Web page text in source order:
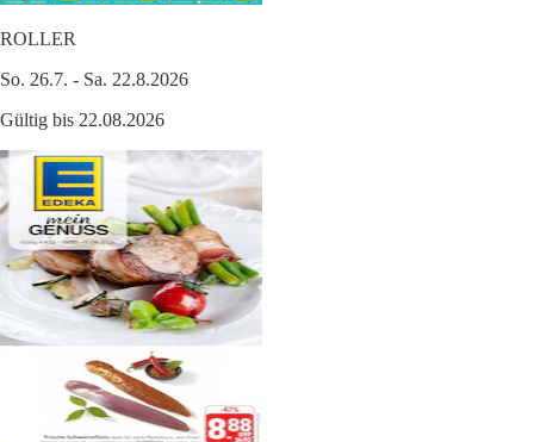
ROLLER
So. 26.7. - Sa. 22.8.2026
Gültig bis 22.08.2026